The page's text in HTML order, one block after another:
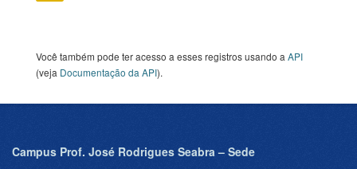
Você também pode ter acesso a esses registros usando a API
(veja Documentação da API).
Campus Prof. José Rodrigues Seabra – Sede